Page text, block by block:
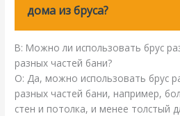
дома из бруса?
В: Можно ли использовать брус
разных частей бани?
О: Да, можно использовать брус
разных частей бани, например,
стен и потолка, и менее толстый